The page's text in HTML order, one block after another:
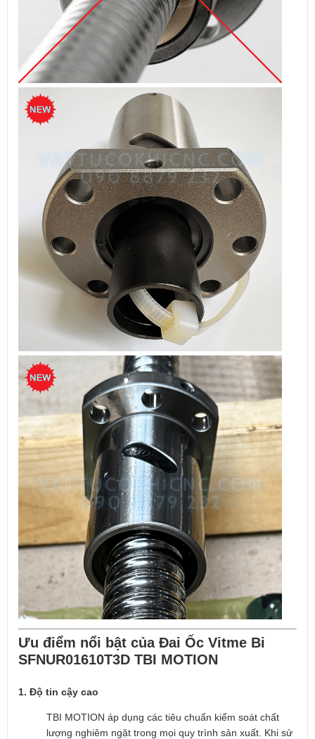
Ưu điểm nổi bật của Đai Ốc Vitme Bi
SFNUR01610T3D TBI MOTION
1. Độ tin cậy cao
TBI MOTION áp dụng các tiêu chuẩn kiểm soát chất
lượng nghiêm ngặt trong mọi quy trình sản xuất. Khi sử